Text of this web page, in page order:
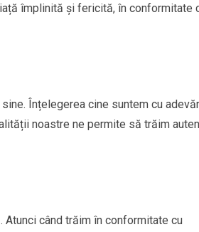
împlinită și fericită, în conformitate
Înțelegerea cine suntem cu
noastre ne permite să trăim
când trăim în conformitate cu